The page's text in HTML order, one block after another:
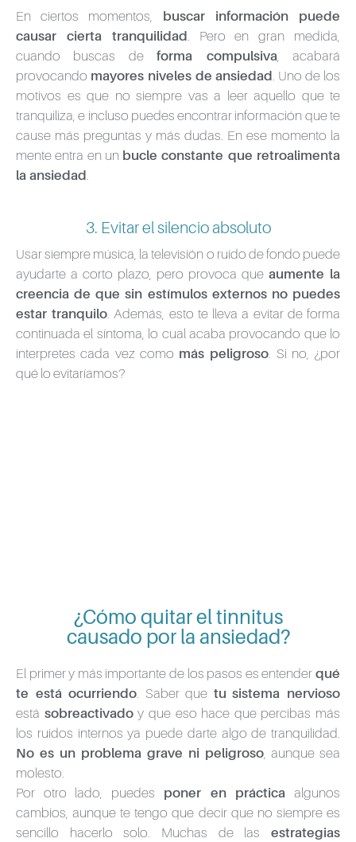
En ciertos momentos, buscar información puede
causar cierta tranquilidad. Pero en gran medida,
cuando buscas deforma compulsiva, acabará
provocando mayores niveles de ansiedad. Uno de los
motivos es que no siempre vas a leer aquello que te
tranquiliza, e incluso puedes encontrar información que te
cause más preguntas y más dudas. En ese momento la
mente entra en un bucle constante que retroalimenta
la ansiedad.
3. Evitar el silencio absoluto
Usar siempre música, la televisión o ruido de fondo puede
ayudarte a corto plazo, pero provoca que aumente la
creencia de que sin estímulos externos no puedes
estar tranquilo. Además, esto te lleva a evitar de forma
continuada el síntoma, lo cual acaba provocando que lo
interpretes cada vez como más peligroso. Si no, ¿por
qué lo evitaríamos?
¿Cómo quitar el tinnitus
causado por la ansiedad?
El primer y más importante de los pasos es entender qué
te está ocurriendo. Saber que tu sistema nervioso
está sobreactivadoy que eso hace que percibas más
los ruidos internos ya puede darte algo de tranquilidad.
No es un problema grave ni peligroso, aunque sea
molesto.
Por otro lado, puedes poner en práctica algunos
cambios, aunque te tengo que decir que no siempre es
sencillo hacerlo solo. Muchas de las estrategias